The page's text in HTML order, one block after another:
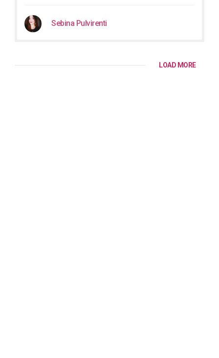
Sebina Pulvirenti
LOAD MORE